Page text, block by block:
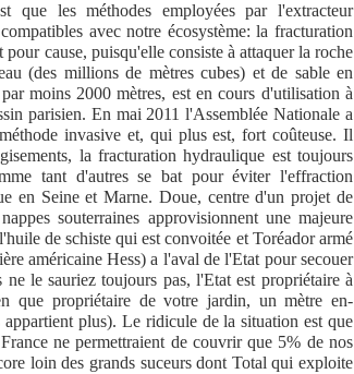
que les méthodes employées par l'extracteur
avec notre écosystème: la fracturation
cause, puisqu'elle consiste à attaquer la roche
(des millions de mètres cubes) et de sable en
moins 2000 mètres, est en cours d'utilisation à
parisien. En mai 2011 l'Assemblée Nationale a
invasive et, qui plus est, fort coûteuse. Il
la fracturation hydraulique est toujours
tant d'autres se bat pour éviter l'effraction
en Seine et Marne. Doue, centre d'un projet de
souterraines approvisionnent une majeure
de schiste qui est convoitée et Toréador armé
américaine Hess) a l'aval de l'Etat pour secouer
le sauriez toujours pas, l'Etat est propriétaire à
que propriétaire de votre jardin, un mètre en-
plus). Le ridicule de la situation est que
ne permettraient de couvrir que 5% de nos
loin des grands suceurs dont Total qui exploite